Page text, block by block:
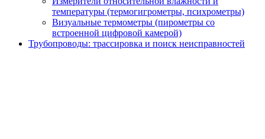
температуры (термогигрометры, психрометры)
Визуальные термометры (пирометры со
встроенной цифровой камерой)
Трубопроводы: трассировка и поиск неисправностей